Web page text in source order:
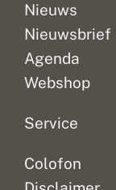
Nieuws
Nieuwsbrief
Agenda
Webshop
Service
Colofon